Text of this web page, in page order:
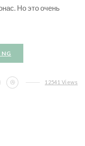
Но это очень
12541 Views